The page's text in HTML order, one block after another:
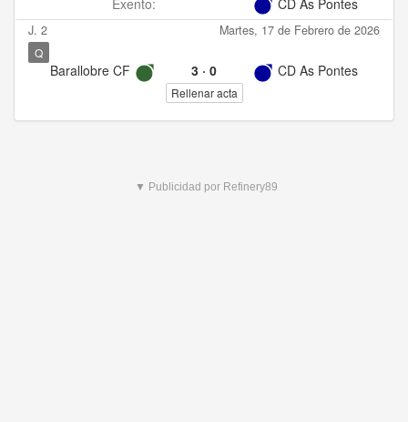
Exento: CD As Pontes
J. 2 Martes, 17 de Febrero de 2026
Q
Barallobre CF 3· 0 CD As Pontes
Rellenar acta
▼ Publicidad por Refinery89